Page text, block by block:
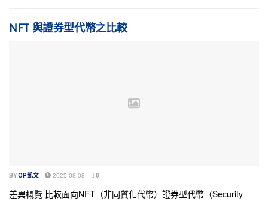
NFT 與證券型代幣之比較
BYOP凱文 2025-08-08 0
差異概覽 比較面向NFT（非同質化代幣）證券型代幣（Security